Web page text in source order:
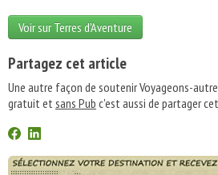
Voir sur Terres d'Aventure
Partagez cet article
Une autre façon de soutenir Voyageons-
gratuit etsans Pub c'est aussi de partager